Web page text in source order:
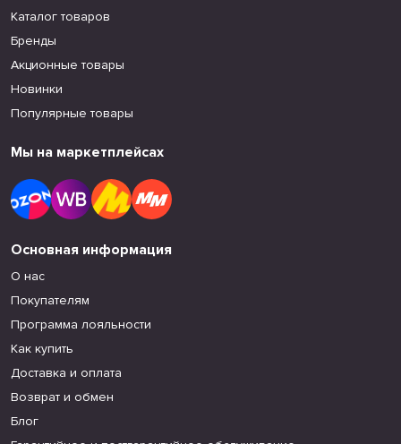
Каталог товаров
Бренды
Акционные товары
Новинки
Популярные товары
Мы на маркетплейсах
Основная информация
О нас
Покупателям
Программа лояльности
Как купить
Доставка и оплата
Возврат и обмен
Блог